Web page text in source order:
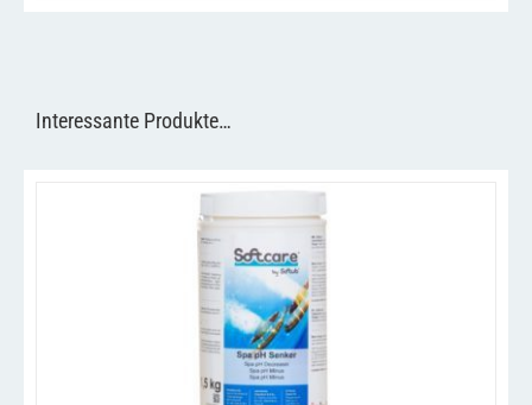
Interessante Produkte…
IN DEN WARENKORB /